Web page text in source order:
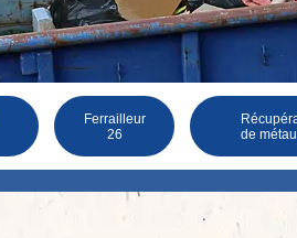
Ferrailleur
26
de